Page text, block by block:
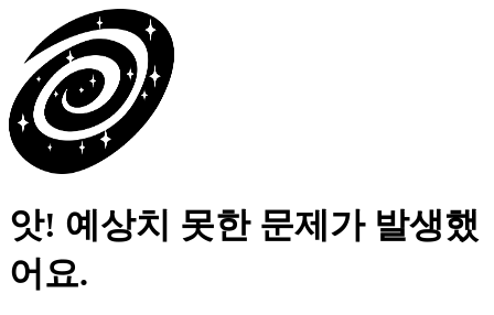
앗! 예상치 못한 문제가 발생했
어요.